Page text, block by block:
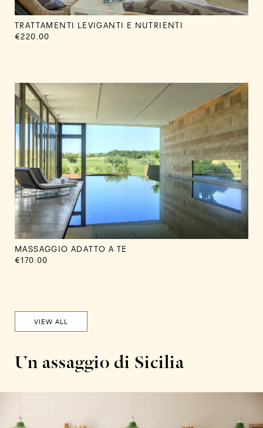
TRATTAMENTI LEVIGANTI E NUTRIENTI
€220.00
MASSAGGIO ADATTO A TE
€170.00
VIEW ALL
Un assaggio di Sicilia